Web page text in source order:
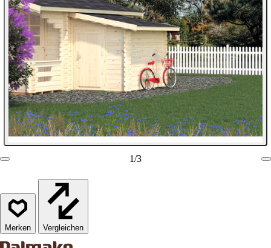
1/3
Vergleichen